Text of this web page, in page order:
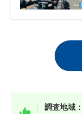
調査地域：